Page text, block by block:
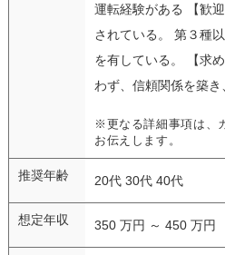
運転経験がある 【歓
されている。 第３種
を有している。 【求
わず、信頼関係を築き
※更なる詳細事項は、
お伝えします。
推奨年齢 20代 30代 40代
想定年収 350 万円 ～ 450 万円